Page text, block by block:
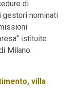
di
gestori nominati
istituite
Milano.
, villa